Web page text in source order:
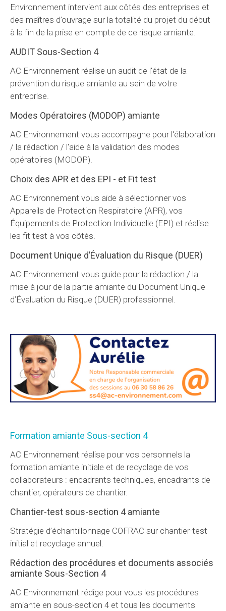
Environnement intervient aux côtés des entreprises et
des maîtres d’ouvrage sur la totalité du projet du début
à la fin de la prise en compte de ce risque amiante.
AUDIT Sous-Section 4
AC Environnement réalise un audit de l'état de la
prévention du risque amiante au sein de votre
entreprise.
Modes Opératoires (MODOP) amiante
AC Environnement vous accompagne pour l'élaboration
/ la rédaction / l'aide à la validation des modes
opératoires (MODOP).
Choix des APR et des EPI - et Fit test
AC Environnement vous aide à sélectionner vos
Appareils de Protection Respiratoire (APR), vos
Équipements de Protection Individuelle (EPI) et réalise
les fit test à vos côtés.
Document Unique d’Évaluation du Risque (DUER)
AC Environnement vous guide pour la rédaction / la
mise à jour de la partie amiante du Document Unique
d’Évaluation du Risque (DUER) professionnel.
Formation amiante Sous-section 4
AC Environnement réalise pour vos personnels la
formation amiante initiale et de recyclage de vos
collaborateurs : encadrants techniques, encadrants de
chantier, opérateurs de chantier.
Chantier-test sous-section 4 amiante
Stratégie d’échantillonnage COFRAC sur chantier-test
initial et recyclage annuel.
Rédaction des procédures et documents associés
amiante Sous-Section 4
AC Environnement rédige pour vous les procédures
amiante en sous-section 4 et tous les documents